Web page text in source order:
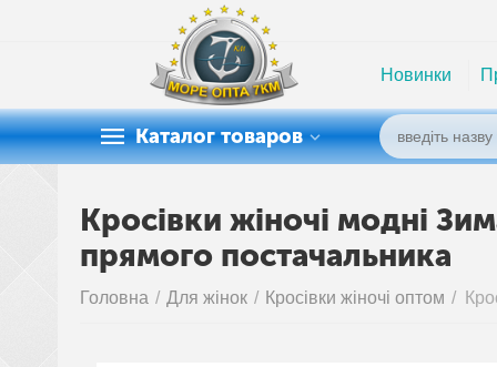
Новинки
Каталог товаров
Кросівки жіночі модні
прямого постачальника
Головна / Для жінок / Кросівки жіночі оптом /